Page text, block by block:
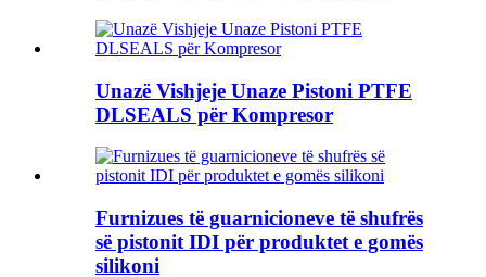
Unazë Vishjeje Unaze Pistoni PTFE
DLSEALS për Kompresor
Furnizues të guarnicioneve të shufrës
së pistonit IDI për produktet e gomës
silikoni